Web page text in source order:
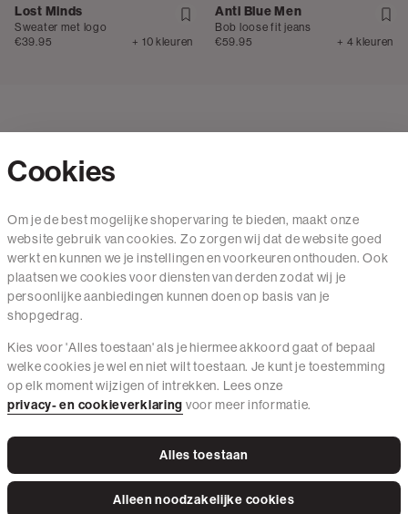
Lost Minds
Sweater met logo
€39.95
+ 10 kleuren
Anti Blue Men
Bob loose fit jeans
€59.95
+ 4 kleuren
Mail ons
020 - 3412 650
Van maandag t/m vrijdag van 8.30 uur tot 18.00 uur.
Service
Wij zijn The Sting
Cookies
Om je de best mogelijke shopervaring te bieden, maakt onze
website gebruik van cookies. Zo zorgen wij dat de website goed
werkt en kunnen we je instellingen en voorkeuren onthouden. Ook
plaatsen we cookies voor diensten van derden zodat wij je
persoonlijke aanbiedingen kunnen doen op basis van je
shopgedrag.
Kies voor 'Alles toestaan' als je hiermee akkoord gaat of bepaal
welke cookies je wel en niet wilt toestaan. Je kunt je toestemming
op elk moment wijzigen of intrekken. Lees onze
privacy- en cookieverklaring voor meer informatie.
Alles toestaan
Alleen noodzakelijke cookies